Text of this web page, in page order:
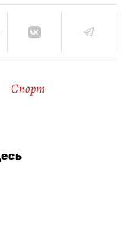
Спорт